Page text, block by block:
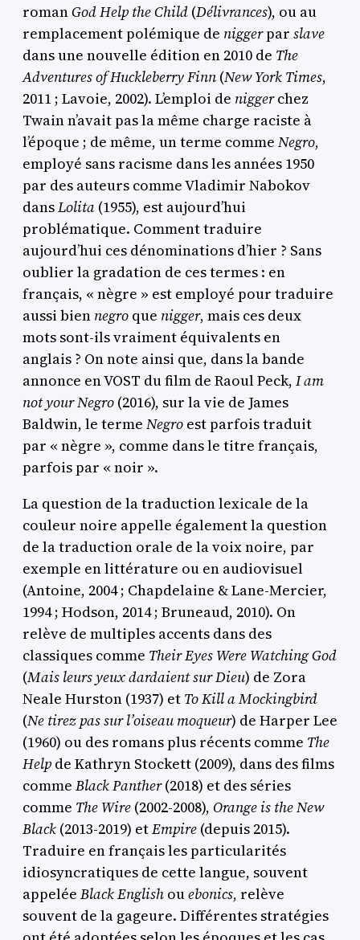
romanGod Help the Child (Délivrances), ou au
remplacement polémique de niggerpar slave
dans une nouvelle édition en 2010 de The
Adventures of Huckleberry Finn (New York Times,
2011 ; Lavoie, 2002). L’emploi de niggerchez
Twain n’avait pas la même charge raciste à
l’époque ; de même, un terme comme Negro,
employé sans racisme dans les années 1950
par des auteurs comme Vladimir Nabokov
dansLolita (1955), est aujourd’hui
problématique. Comment traduire
aujourd’hui ces dénominations d’hier ? Sans
oublier la gradation de ces termes : en
français, « nègre » est employé pour traduire
aussi bien negro que nigger, mais ces deux
mots sont-ils vraiment équivalents en
anglais ? On note ainsi que, dans la bande
annonce en VOST du film de Raoul Peck, I am
not your Negro (2016), sur la vie de James
Baldwin, le terme Negro est parfois traduit
par « nègre », comme dans le titre français,
parfois par « noir ».
La question de la traduction lexicale de la
couleur noire appelle également la question
de la traduction orale de la voix noire, par
exemple en littérature ou en audiovisuel
(Antoine, 2004 ; Chapdelaine & Lane-Mercier,
1994 ; Hodson, 2014 ; Bruneaud, 2010). On
relève de multiples accents dans des
classiques comme Their Eyes Were WatchingGod
(Mais leurs yeux dardaient sur Dieu) de Zora
Neale Hurston (1937) et To Kill a Mockingbird
(Ne tirez pas sur l’oiseau moqueur) de Harper Lee
(1960) ou des romans plus récents comme The
Help de Kathryn Stockett (2009), dans des films
comme Black Panther(2018) et des séries
comme The Wire (2002-2008), Orange is the New
Black (2013-2019) etEmpire (depuis 2015).
Traduire en français les particularités
idiosyncratiques de cette langue, souvent
appelée Black English ouebonics, relève
souvent de la gageure. Différentes stratégies